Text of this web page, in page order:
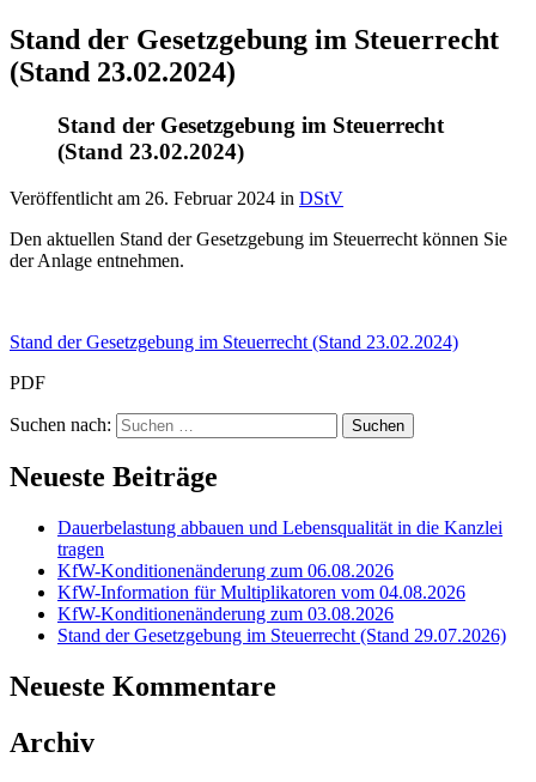
Stand der Gesetzgebung im Steuerrecht
(Stand 23.02.2024)
Stand der Gesetzgebung im Steuerrecht
(Stand 23.02.2024)
Veröffentlicht am 26. Februar 2024 in DStV
Den aktuellen Stand der Gesetzgebung im Steuerrecht können Sie
der Anlage entnehmen.
Stand der Gesetzgebung im Steuerrecht (Stand 23.02.2024)
PDF
Suchen nach:
Neueste Beiträge
Dauerbelastung abbauen und Lebensqualität in die Kanzlei
tragen
KfW-Konditionenänderung zum 06.08.2026
KfW-Information für Multiplikatoren vom 04.08.2026
KfW-Konditionenänderung zum 03.08.2026
Stand der Gesetzgebung im Steuerrecht (Stand 29.07.2026)
Neueste Kommentare
Archiv